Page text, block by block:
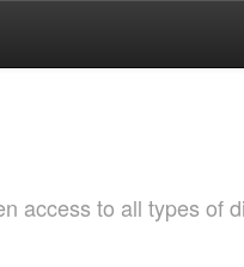
access to all types of